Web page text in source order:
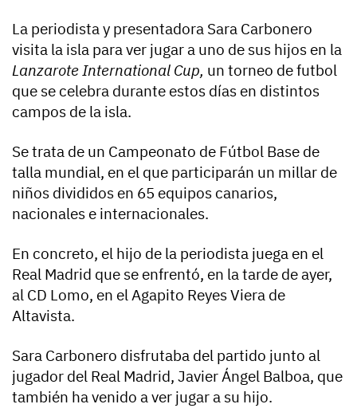
La periodista y presentadora Sara Carbonero
visita la isla para ver jugar a uno de sus hijos en la
Lanzarote International Cup, un torneo de futbol
que se celebra durante estos días en distintos
campos de la isla.
Se trata de un Campeonato de Fútbol Base de
talla mundial, en el que participarán un millar de
niños divididos en 65 equipos canarios,
nacionales e internacionales.
En concreto, el hijo de la periodista juega en el
Real Madrid que se enfrentó, en la tarde de ayer,
al CD Lomo, en el Agapito Reyes Viera de
Altavista.
Sara Carbonero disfrutaba del partido junto al
jugador del Real Madrid, Javier Ángel Balboa, que
también ha venido a ver jugar a su hijo.